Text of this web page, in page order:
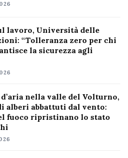
lavoro, Università delle
“Tolleranza zero per chi
la sicurezza agli
nella valle del Volturno,
alberi abbattuti dal vento:
fuoco ripristinano lo stato